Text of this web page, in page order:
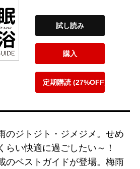
試し読み
購入
定期購読 (27%OFF)
のジトジト・ジメジメ。せめ
らい快適に過ごしたい～！
のベストガイドが登場。梅雨